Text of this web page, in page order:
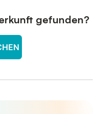
gefunden?